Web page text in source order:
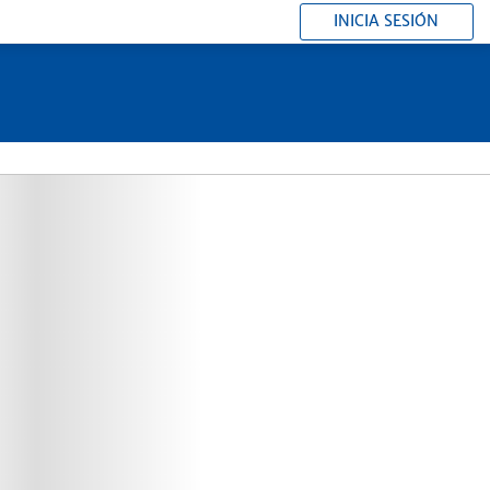
INICIA SESIÓN